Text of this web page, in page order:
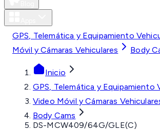
GPS, Telemática y Equipamiento
Móvil y Cámaras Vehiculares
Body
Inicio
GPS, Telemática y Equipamiento
Video Móvil y Cámaras
Body Cams
DS-MCW409/64G/GLE(C)